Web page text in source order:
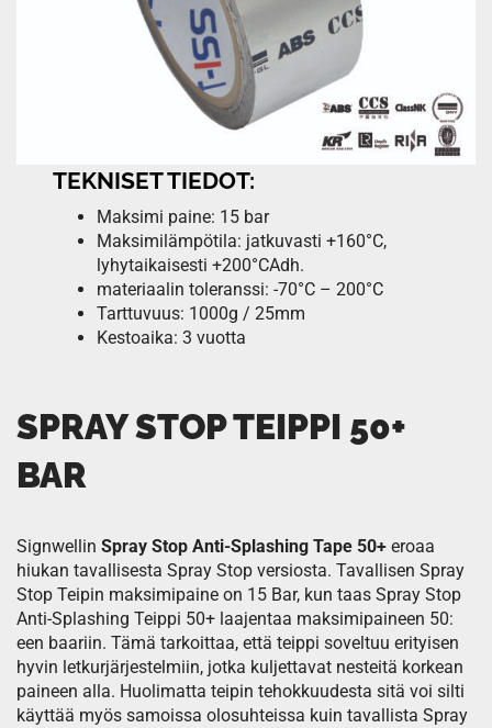
TEKNISET TIEDOT:
Maksimi paine: 15 bar
Maksimilämpötila: jatkuvasti +160°C,
lyhytaikaisesti +200°CAdh.
materiaalin toleranssi: -70°C – 200°C
Tarttuvuus: 1000g / 25mm
Kestoaika: 3 vuotta
SPRAY STOP TEIPPI 50+
BAR
Signwellin Spray Stop Anti-Splashing Tape 50+ eroaa
hiukan tavallisesta Spray Stop versiosta. Tavallisen Spray
Stop Teipin maksimipaine on 15 Bar, kun taas Spray Stop
Anti-Splashing Teippi 50+ laajentaa maksimipaineen 50:
een baariin. Tämä tarkoittaa, että teippi soveltuu erityisen
hyvin letkurjärjestelmiin, jotka kuljettavat nesteitä korkean
paineen alla. Huolimatta teipin tehokkuudesta sitä voi silti
käyttää myös samoissa olosuhteissa kuin tavallista Spray